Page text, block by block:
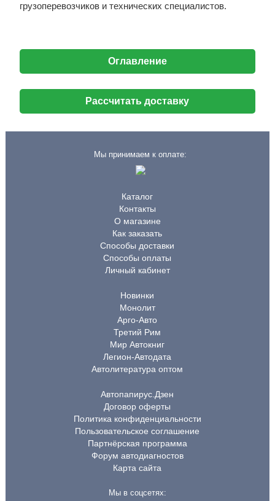
грузоперевозчиков и технических специалистов.
Оглавление
Рассчитать доставку
Мы принимаем к оплате:
Каталог
Контакты
О магазине
Как заказать
Способы доставки
Способы оплаты
Личный кабинет
Новинки
Монолит
Арго-Авто
Третий Рим
Мир Автокниг
Легион-Автодата
Автолитература оптом
Автопапирус.Дзен
Договор оферты
Политика конфиденциальности
Пользовательское соглашение
Партнёрская программа
Форум автодиагностов
Карта сайта
Мы в соцсетях: